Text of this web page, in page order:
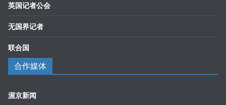
英国记者公会
无国界记者
联合国
合作媒体
渥京新闻